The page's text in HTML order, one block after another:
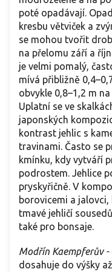
poté opadávají.
kresbu větviček a
se mohou tvořit
na přelomu září a
je velmi pomalý,
mívá přibližně
obvykle 0,8–1,2 m
Uplatní se ve
japonských
kontrast jehlic s
travinami. Často se
kmínku, kdy vytváří
podrostem. Jehlice
pryskyřičně. V
borovicemi a jalovci,
tmavé jehličí
také pro bonsaje.
Modřín Kaempferův -
dosahuje do výšky